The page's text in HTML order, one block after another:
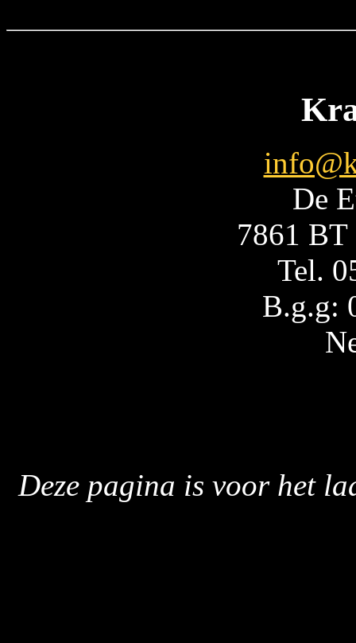
De
7861 BT
Tel.
B.g.g:
Deze pagina is voor het